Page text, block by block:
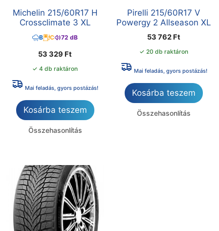
Michelin 215/60R17 H
Crossclimate 3 XL
B C 72 dB
53 329 Ft
✓ 4 db raktáron
Mai feladás, gyors postázás!
Kosárba teszem
Összehasonlítás
Pirelli 215/60R17 V
Powergy 2 Allseason XL
53 762 Ft
✓ 20 db raktáron
Mai feladás, gyors postázás!
Kosárba teszem
Összehasonlítás